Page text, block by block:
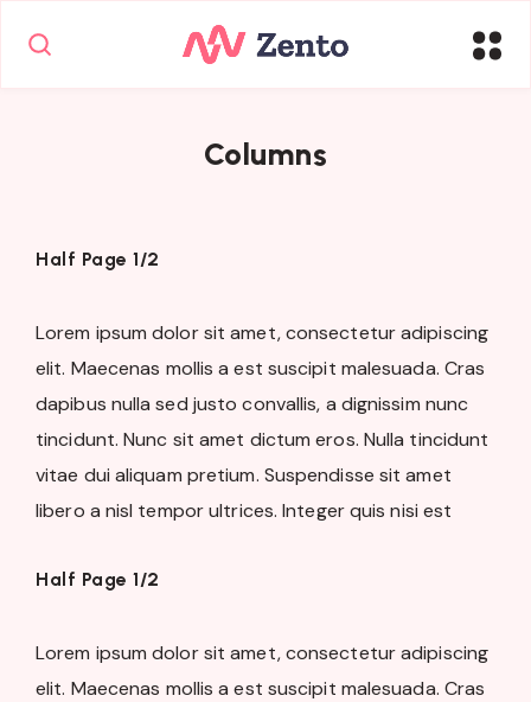
Columns
Half Page 1/2
Lorem ipsum dolor sit amet, consectetur adipiscing
elit. Maecenas mollis a est suscipit malesuada. Cras
dapibus nulla sed justo convallis, a dignissim nunc
tincidunt. Nunc sit amet dictum eros. Nulla tincidunt
vitae dui aliquam pretium. Suspendisse sit amet
libero a nisl tempor ultrices. Integer quis nisi est
Half Page 1/2
Lorem ipsum dolor sit amet, consectetur adipiscing
elit. Maecenas mollis a est suscipit malesuada. Cras